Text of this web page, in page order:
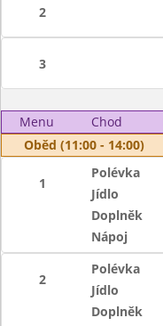
2
3
Menu Chod
Oběd (11:00 - 14:00)
1
Polévka
Jídlo
Doplněk
Nápoj
2
Polévka
Jídlo
Doplněk